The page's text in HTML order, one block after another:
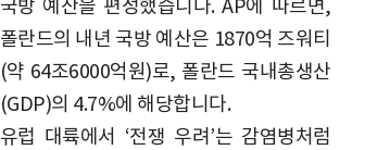
국방 예산을 편성했습니다. AP에 따르면,
폴란드의 내년 국방 예산은 1870억 즈워티
(약 64조6000억원)로, 폴란드 국내총생산
(GDP)의 4.7%에 해당합니다.
유럽 대륙에서 ‘전쟁 우려’는 감염병처럼